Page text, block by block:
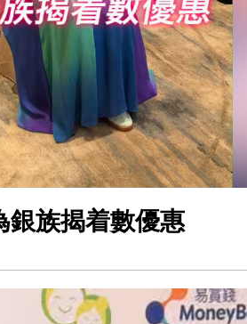
銀族揭着數優惠